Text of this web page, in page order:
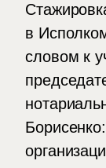
в
словом к